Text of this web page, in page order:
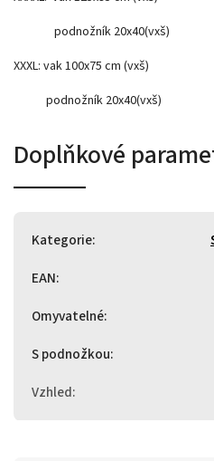
podnožník 20x40(vxš)
XXXL: vak 100x75 cm (vxš)
podnožník 20x40(vxš)
Doplňkové
Kategorie:
EAN:
Omyvatelné:
S podnožkou:
Vzhled: